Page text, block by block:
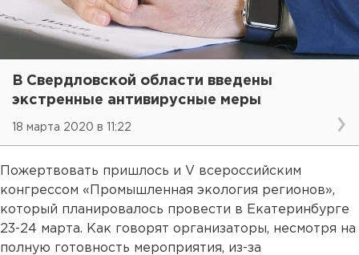
В Свердловской области введены
экстренные антивирусные меры
18 марта 2020 в 11:22
Пожертвовать пришлось и V всероссийским
конгрессом «Промышленная экология регионов»,
который планировалось провести в Екатеринбурге
23-24 марта. Как говорят организаторы, несмотря на
полную готовность мероприятия, из-за